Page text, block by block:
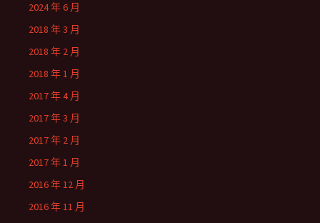
2024 年 6 月
2018 年 3 月
2018 年 2 月
2018 年 1 月
2017 年 4 月
2017 年 3 月
2017 年 2 月
2017 年 1 月
2016 年 12 月
2016 年 11 月